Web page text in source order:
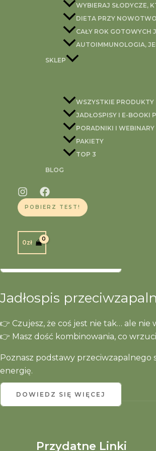
WYBIERAJ SŁODYCZE,
DIETA PRZY
CAŁY ROK GOTOWYCH
AUTOIMMUNOLOGIA,
SKLEP
WSZYSTKIE PRODUKTY
JADŁOSPISY I E-BOOKI
PORADNIKI I WEBINARY
PAKIETY
TOP 3
BLOG
POBIERZ TEST!
0zł
czerwona cebula
2 ząbki czosnku
łyżka sosu rybnego
2 łyżki oliwy z oliwek
łyżeczka sezamu
Ogórki dokładnie wyszoruj (nie
soli) odciśnij. Cebulę pokrój w piórka,
Konsultacje
samopoczucia.
Jadłospis
👉 Czujesz, że coś jest nie tak… ale
👉 Masz dość kombinowania, co
Poznasz podstawy przeciwzapalnego
energię.
DOWIEDZ SIĘ WIĘCEJ
Przydatne Linki